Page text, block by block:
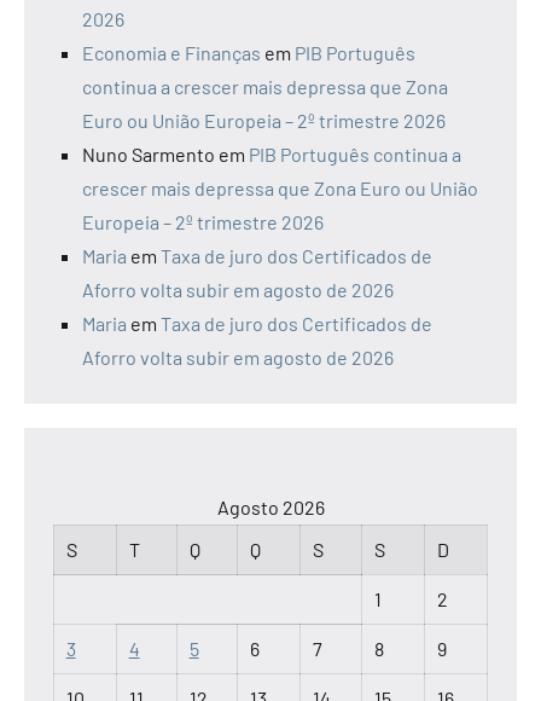
2026
Economia e Finanças em PIB Português
continua a crescer mais depressa que Zona
Euro ou União Europeia – 2º trimestre 2026
Nuno Sarmento em PIB Português continua a
crescer mais depressa que Zona Euro ou União
Europeia – 2º trimestre 2026
Maria em Taxa de juro dos Certificados de
Aforro volta subir em agosto de 2026
Maria em Taxa de juro dos Certificados de
Aforro volta subir em agosto de 2026
Agosto 2026
S
T Q Q S S D
1 2
3 4 5 6 7 8 9